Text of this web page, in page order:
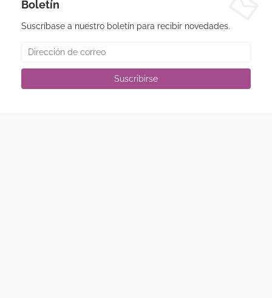
Boletín
Suscríbase a nuestro boletín para recibir novedades.